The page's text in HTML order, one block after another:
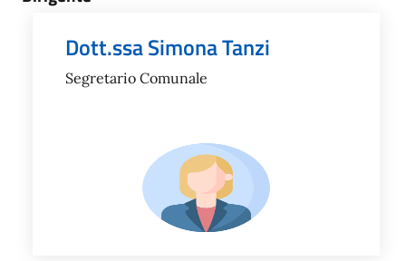
Dott.ssa Simona Tanzi
Segretario Comunale